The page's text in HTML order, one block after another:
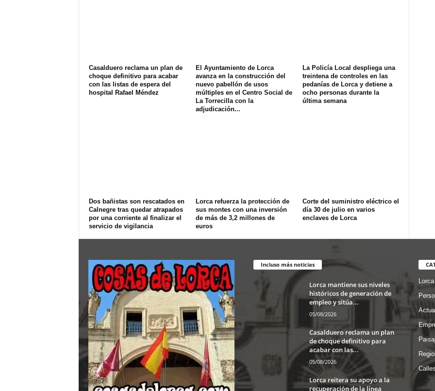
Casalduero reclama un plan de
choque definitivo para acabar
con las listas de espera del
hospital Rafael Méndez
El Ayuntamiento de Lorca
avanza en la construcción del
nuevo pabellón de usos
múltiples en el Centro Social de
La Torrecilla con la
adjudicación...
La Policía Local despliega una
treintena de controles en las
pedanías de Lorca y detiene a
ocho personas durante la
última semana
Dos bañistas son rescatados en
Calnegre tras quedar atrapados
por una corriente al finalizar el
servicio de vigilancia
Lorca refuerza la protección de
sus montes con una inversión
de más de 3,2 millones de
euros
Corte del suministro eléctrico el
día 30 de julio en varios
enclaves de Lorca
Incluso más noticias
Lorca mantiene sus niveles
históricos de generación de
empleo y sitúa...
05/08/2026
Casalduero reclama un plan
de choque definitivo para
acabar con las...
05/08/2026
Lorca reitera su apoyo a la
recuperación de la línea
Lorca